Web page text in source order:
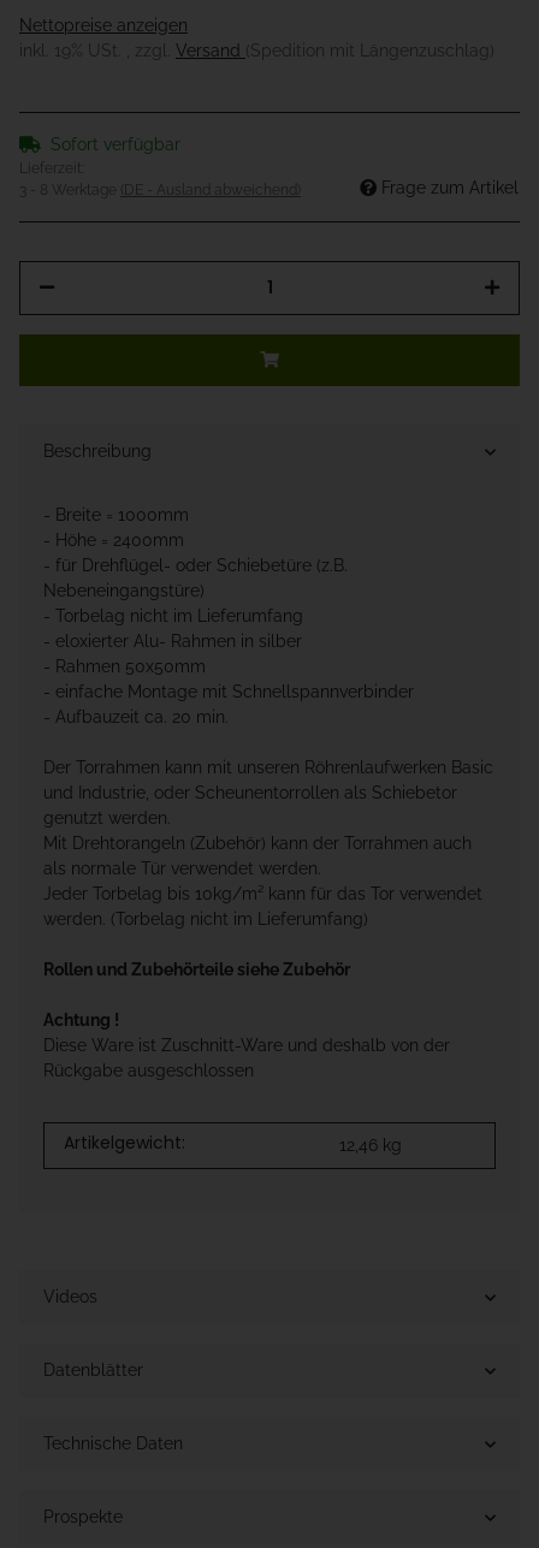
Nettopreise anzeigen
inkl. 19% USt. , zzgl. Versand (Spedition mit Längenzuschlag)
Sofort verfügbar
Lieferzeit:
3 - 8 Werktage
(DE - Ausland abweichend) Frage zum Artikel
Beschreibung
- Breite = 1000mm
- Höhe = 2400mm
- für Drehflügel- oder Schiebetüre (z.B.
Nebeneingangstüre)
- Torbelag nicht im Lieferumfang
- eloxierter Alu- Rahmen in silber
- Rahmen 50x50mm
- einfache Montage mit Schnellspannverbinder
- Aufbauzeit ca. 20 min.
Der Torrahmen kann mit unseren Röhrenlaufwerken Basic
und Industrie, oder Scheunentorrollen als Schiebetor
genutzt werden.
Mit Drehtorangeln (Zubehör) kann der Torrahmen auch
als normale Tür verwendet werden.
Jeder Torbelag bis 10kg/m² kann für das Tor verwendet
werden. (Torbelag nicht im Lieferumfang)
Rollen und Zubehörteile siehe Zubehör
Achtung !
Diese Ware ist Zuschnitt-Ware und deshalb von der
Rückgabe ausgeschlossen
Artikelgewicht: 12,46 kg
Videos
Datenblätter
Technische Daten
Prospekte